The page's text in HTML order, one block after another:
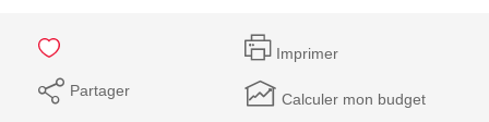
Imprimer
Partager Calculer mon budget